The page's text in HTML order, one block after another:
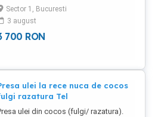
intra in contact cu fructele/ legumele
din inox. Carcasa din aluminiu.
facila. Mod de lucru facil.
13Kg Putere instalata 0.37kw,
vandut de Jobs Ahead Group
Sector 1, Bucuresti
3 august
700 RON
ulei la rece nuca de cocos
razatura Tel
ulei din cocos (fulgi/ razatura).